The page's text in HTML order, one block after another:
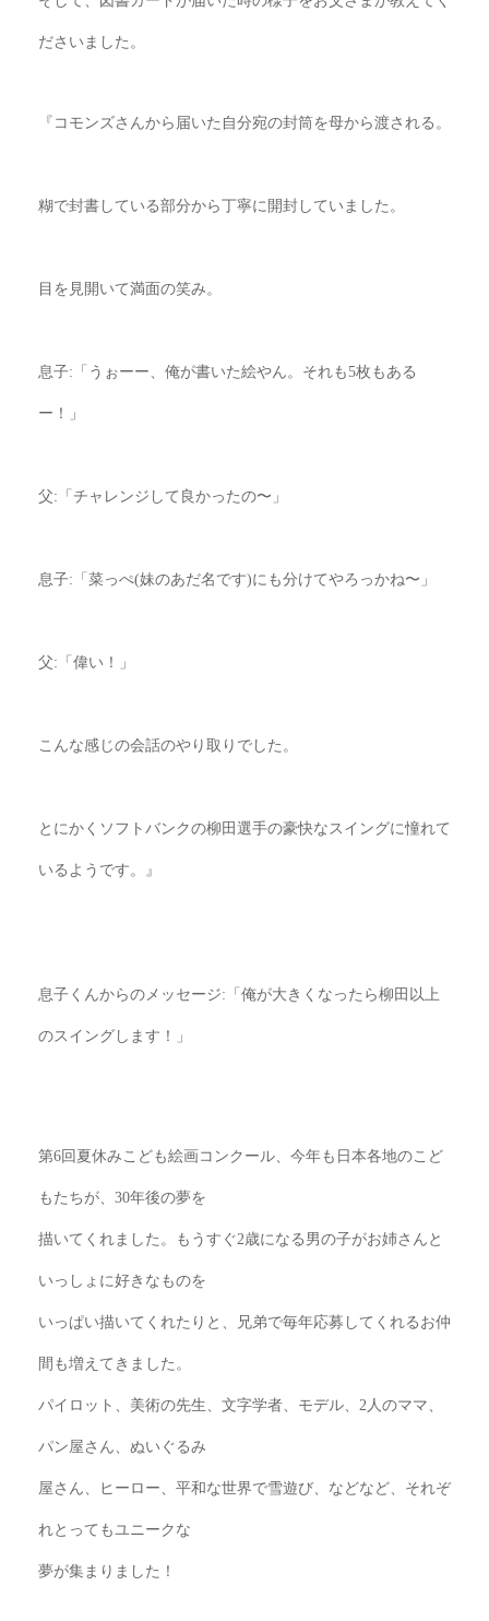
ださいました。
『コモンズさんから届いた自分宛の封筒を母から渡される。
糊で封書している部分から丁寧に開封していました。
目を見開いて満面の笑み。
息子: 「うぉーー、俺が書いた絵やん。それも5枚もある
ー！」
父: 「チャレンジして良かったの〜」
息子: 「菜っぺ(妹のあだ名です)にも分けてやろっかね〜」
父: 「偉い！」
こんな感じの会話のやり取りでした。
とにかくソフトバンクの柳田選手の豪快なスイングに憧れて
いるようです。』
息子くんからのメッセージ: 「俺が大きくなったら柳田以上
のスイングします！」
第6回夏休みこども絵画コンクール、今年も日本各地のこど
もたちが、 30年後の夢を
描いてくれました。もうすぐ2歳になる男の子がお姉さんと
いっしょに好きなものを
いっぱい描いてくれたりと、兄弟で毎年応募してくれるお仲
間も増えてきました。
パイロット、美術の先生、文字学者、モデル、 2 人のママ、
パン屋さん、ぬいぐるみ
屋さん、ヒーロー、平和な世界で雪遊び、などなど、それぞ
れとってもユニークな
夢が集まりました！